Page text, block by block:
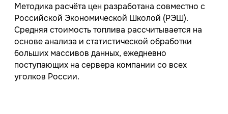
Методика расчёта цен разработана совместно с
Российской Экономической Школой (РЭШ).
Средняя стоимость топлива рассчитывается на
основе анализа и статистической обработки
больших массивов данных, ежедневно
поступающих на сервера компании со всех
уголков России.